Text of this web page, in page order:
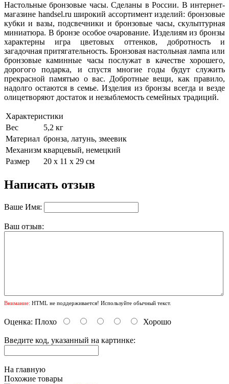
Настольные бронзовые часы. Сделаны в России. В интернет-
магазине handsel.ru широкий ассортимент изделий: бронзовые
кубки и вазы, подсвечники и бронзовые часы, скульптурная
миниатюра. В бронзе особое очарование. Изделиям из бронзы
характерны игра цветовых оттенков, добротность и
загадочная притягательность. Бронзовая настольная лампа или
бронзовые каминные часы послужат в качестве хорошего,
дорогого подарка, и спустя многие годы будут служить
прекрасной памятью о вас. Добротные вещи, как правило,
надолго остаются в семье. Изделия из бронзы всегда и везде
олицетворяют достаток и незыблемость семейных традиций.
Характеристики
Вес
5,2 кг
Материал бронза, латунь, змеевик
Механизм кварцевый, немецкий
Размер
20 х 11 х 29 см
Написать отзыв
Ваше Имя:
Ваш отзыв:
Внимание: HTML не поддерживается! Используйте обычный текст.
Оценка: Плохо Хорошо
Введите код, указанный на картинке:
На главную
Похожие товары